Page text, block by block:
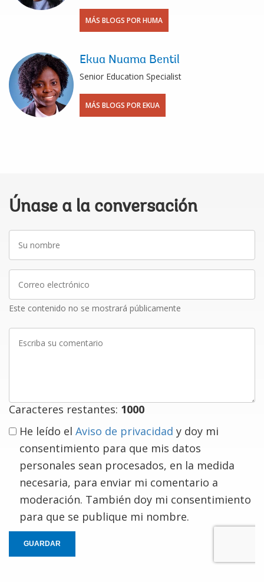
MÁS BLOGS POR HUMA
Ekua Nuama Bentil
Senior Education Specialist
MÁS BLOGS POR EKUA
Únase a la conversación
nombre
electrónico
Este contenido no se mostrará públicamente
Caracteres restantes: 1000
He leído el Aviso de privacidad y doy mi
consentimiento para que mis datos
personales sean procesados, en la medida
necesaria, para enviar mi comentario a
moderación. También doy mi consentimiento
para que se publique mi nombre.
GUARDAR